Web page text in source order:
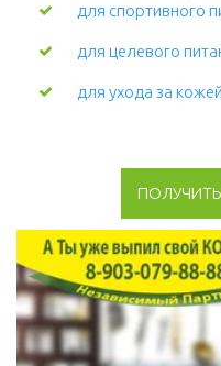
для спортивного
для целевого
для ухода за